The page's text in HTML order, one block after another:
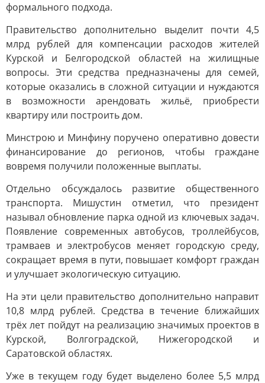
формального подхода.
Правительство дополнительно выделит почти 4,5
млрд рублей для компенсации расходов жителей
Курской и Белгородской областей на жилищные
вопросы. Эти средства предназначены для семей,
которые оказались в сложной ситуации и нуждаются
в возможности арендовать жильё, приобрести
квартиру или построить дом.
Минстрою и Минфину поручено оперативно довести
финансирование до регионов, чтобы граждане
вовремя получили положенные выплаты.
Отдельно обсуждалось развитие общественного
транспорта. Мишустин отметил, что президент
называл обновление парка одной из ключевых задач.
Появление современных автобусов, троллейбусов,
трамваев и электробусов меняет городскую среду,
сокращает время в пути, повышает комфорт граждан
и улучшает экологическую ситуацию.
На эти цели правительство дополнительно направит
10,8 млрд рублей. Средства в течение ближайших
трёх лет пойдут на реализацию значимых проектов в
Курской, Волгоградской, Нижегородской и
Саратовской областях.
Уже в текущем году будет выделено более 5,5 млрд